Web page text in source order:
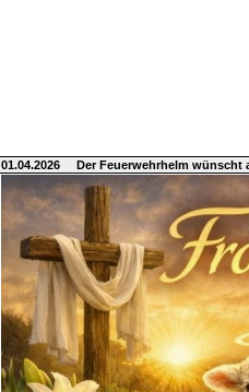
01.04.2026 Der Feuerwehrhelm wünscht